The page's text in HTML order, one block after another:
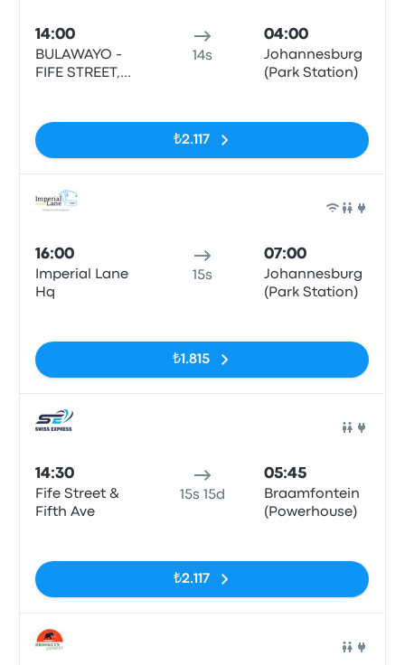
14:00
BULAWAYO -
FIFE STREET,
14s
04:00
Johannesburg
(Park Station)
₺2.117
16:00
Imperial Lane
Hq
15s
07:00
Johannesburg
(Park Station)
₺1.815
14:30
Fife Street &
Fifth Ave
15s 15d
05:45
Braamfontein
(Powerhouse)
₺2.117